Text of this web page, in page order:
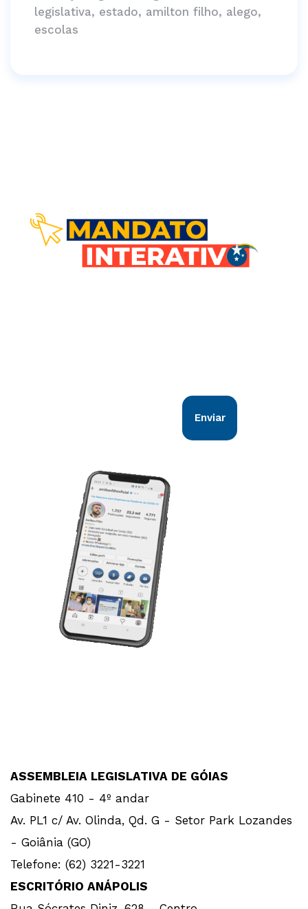
legislativa, estado, amilton filho, alego,
escolas
Enviar
ASSEMBLEIA LEGISLATIVA DE GÓIAS
Gabinete 410 - 4º andar
Av. PL1 c/ Av. Olinda, Qd. G - Setor Park Lozandes
- Goiânia (GO)
Telefone: (62) 3221-3221
ESCRITÓRIO ANÁPOLIS